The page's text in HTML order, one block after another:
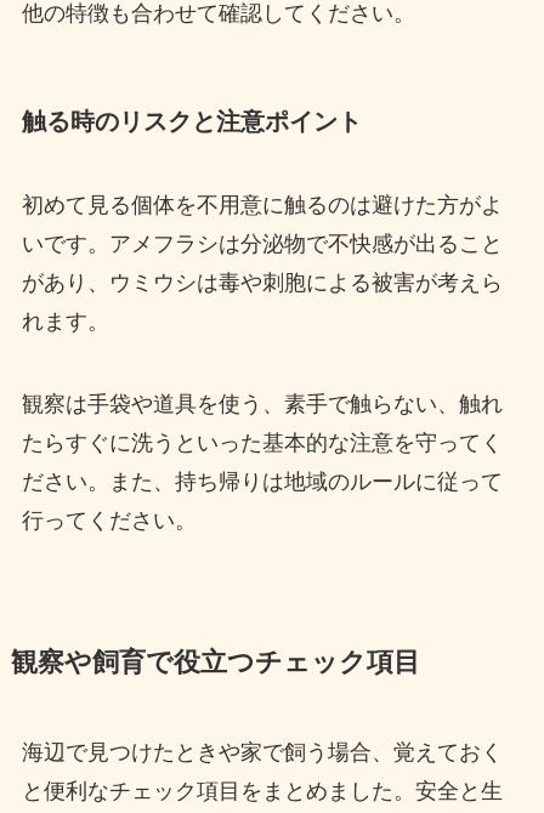
他の特徴も合わせて確認してください。
触る時のリスクと注意ポイント
初めて見る個体を不用意に触るのは避けた方がよ
いです。アメフラシは分泌物で不快感が出ること
があり、ウミウシは毒や刺胞による被害が考えら
れます。
観察は手袋や道具を使う、素手で触らない、触れ
たらすぐに洗うといった基本的な注意を守ってく
ださい。また、持ち帰りは地域のルールに従って
行ってください。
観察や飼育で役立つチェック項目
海辺で見つけたときや家で飼う場合、覚えておく
と便利なチェック項目をまとめました。安全と生